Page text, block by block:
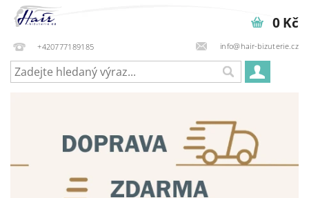
+420777189185 info@hair-bizuterie.cz
0 Kč